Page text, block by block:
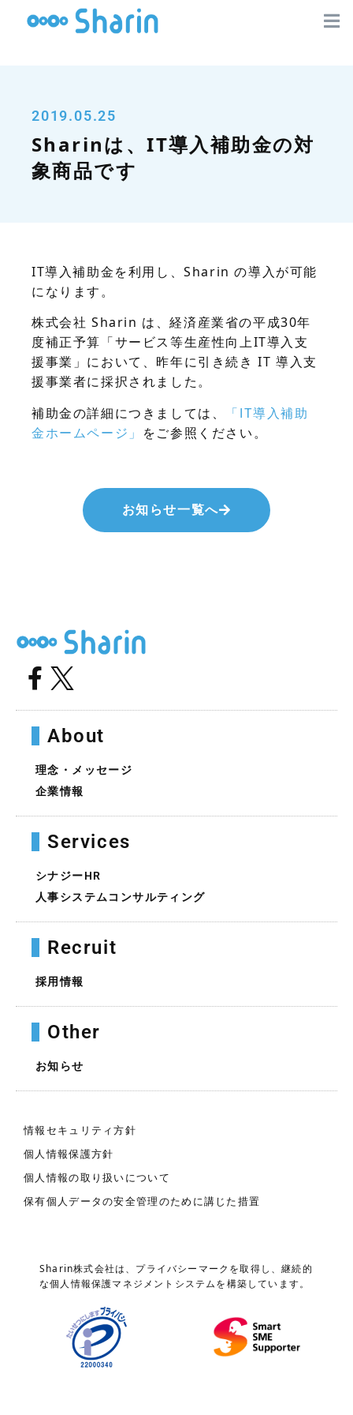
2019.05.25
Sharinは、IT導入補助金の対
象商品です
IT導入補助金を利用し、Sharin の導入が可能
になります。
株式会社 Sharin は、経済産業省の平成30年
度補正予算「サービス等生産性向上IT導入支
援事業」において、昨年に引き続き IT 導入支
援事業者に採択されました。
補助金の詳細につきましては、
「IT導入補助
金ホームページ」
をご参照ください。
お知らせ一覧へ
About
理念・メッセージ
企業情報
Services
シナジーHR
人事システムコンサルティング
Recruit
採用情報
Other
お知らせ
情報セキュリティ方針
個人情報保護方針
個人情報の取り扱いについて
保有個人データの安全管理のために講じた措置
Sharin株式会社は、プライバシーマークを取得し、継続的
な個人情報保護マネジメントシステムを構築しています。